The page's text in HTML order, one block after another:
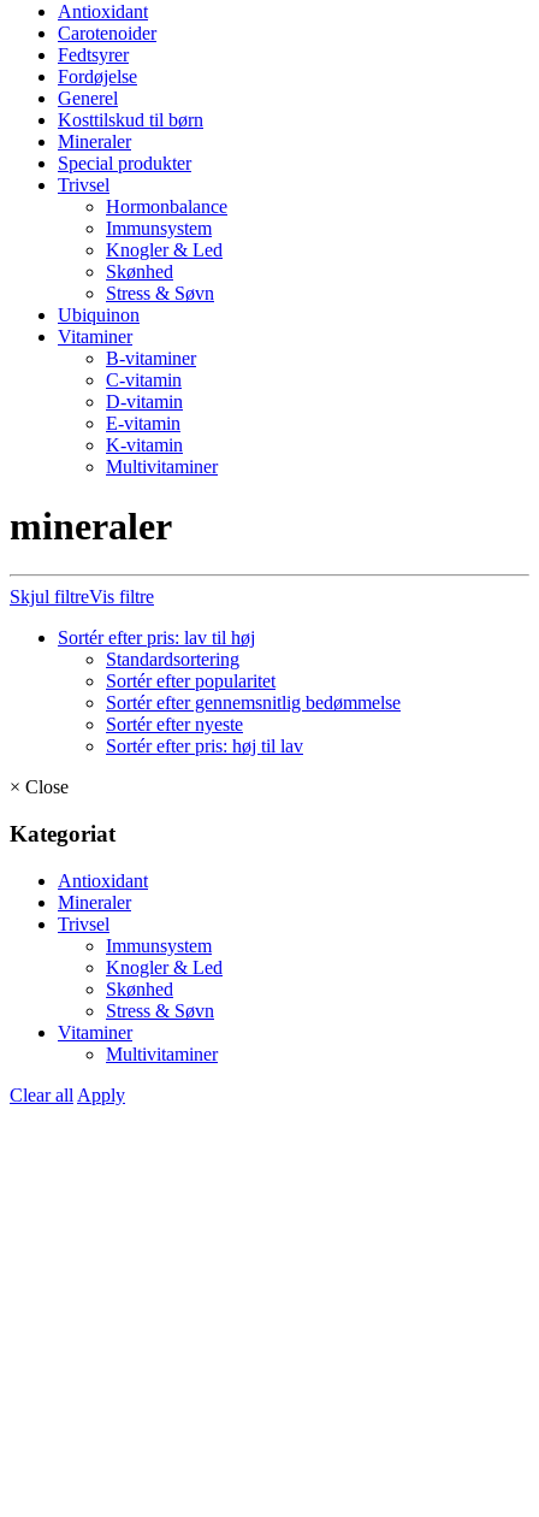
Antioxidant
Carotenoider
Fedtsyrer
Fordøjelse
Generel
Kosttilskud til børn
Mineraler
Special produkter
Trivsel
Hormonbalance
Immunsystem
Knogler & Led
Skønhed
Stress & Søvn
Ubiquinon
Vitaminer
B-vitaminer
C-vitamin
D-vitamin
E-vitamin
K-vitamin
Multivitaminer
mineraler
Skjul filtreVis filtre
Sortér efter pris: lav til høj
Standardsortering
Sortér efter popularitet
Sortér efter gennemsnitlig bedømmelse
Sortér efter nyeste
Sortér efter pris: høj til lav
× Close
Kategoriat
Antioxidant
Mineraler
Trivsel
Immunsystem
Knogler & Led
Skønhed
Stress & Søvn
Vitaminer
Multivitaminer
Clear all Apply